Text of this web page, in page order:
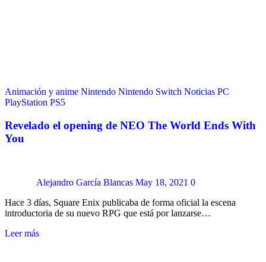
Animación y anime Nintendo Nintendo Switch Noticias PC
PlayStation PS5
Revelado el opening de NEO The World Ends With
You
Alejandro García Blancas May 18, 2021 0
Hace 3 días, Square Enix publicaba de forma oficial la escena
introductoria de su nuevo RPG que está por lanzarse…
Leer más